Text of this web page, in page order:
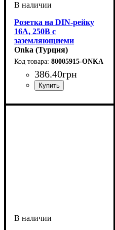
Розетка на DIN-рейку
16А, 250В с
заземляющиеми
контактами и защитной
крышкой
Onka (Турция)
80005915-ONKA
386.40грн